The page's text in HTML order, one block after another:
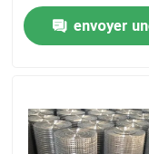
À propos de
Contrôle de la
corrosion Idéal
renforcement
clôtures et des
envoyer